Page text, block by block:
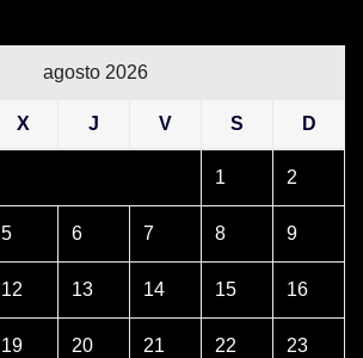
agosto 2026
X J V S D
1 2
5 6 7 8 9
12 13 14 15 16
19 20 21 22 23